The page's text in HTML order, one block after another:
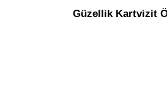
Güzellik Kartvizit